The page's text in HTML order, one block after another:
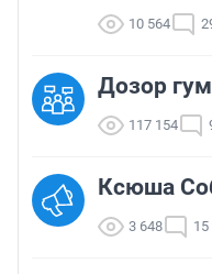
10 564
Дозор
117 154
Ксюша
3 648 15